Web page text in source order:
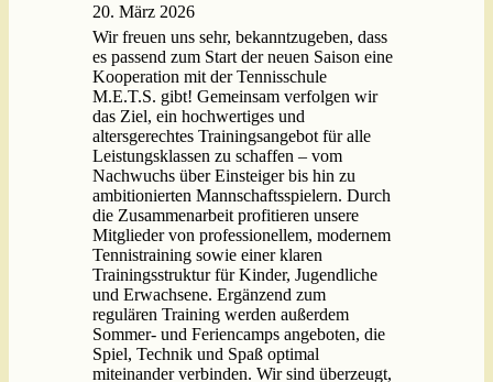
20. März 2026
Wir freuen uns sehr, bekanntzugeben, dass
es passend zum Start der neuen Saison eine
Kooperation mit der Tennisschule
M.E.T.S. gibt! Gemeinsam verfolgen wir
das Ziel, ein hochwertiges und
altersgerechtes Trainingsangebot für alle
Leistungsklassen zu schaffen – vom
Nachwuchs über Einsteiger bis hin zu
ambitionierten Mannschaftsspielern. Durch
die Zusammenarbeit profitieren unsere
Mitglieder von professionellem, modernem
Tennistraining sowie einer klaren
Trainingsstruktur für Kinder, Jugendliche
und Erwachsene. Ergänzend zum
regulären Training werden außerdem
Sommer- und Feriencamps angeboten, die
Spiel, Technik und Spaß optimal
miteinander verbinden. Wir sind überzeugt,